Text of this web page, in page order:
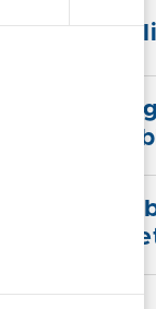
Hur
Vad kan du
delar av
Rapportera